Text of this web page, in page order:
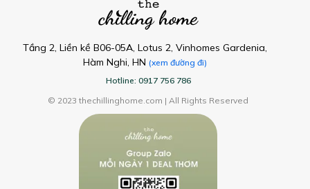
Tầng 2, Liền kề B06-05A, Lotus 2, Vinhomes Gardenia,
Hàm Nghi, HN (xem đường đi)
Hotline: 0917 756 786
© 2023 thechillinghome.com | All Rights Reserved